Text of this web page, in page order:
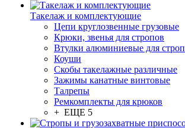
Такелаж и комплектующие
Цепи круглозвенные грузовые
Крюки, звенья для стропов
Втулки алюминиевые для строп
Коуши
Скобы такелажные различные
Зажимы канатные винтовые
Талрепы
Ремкомплекты для крюков
+ ЕЩЕ 5